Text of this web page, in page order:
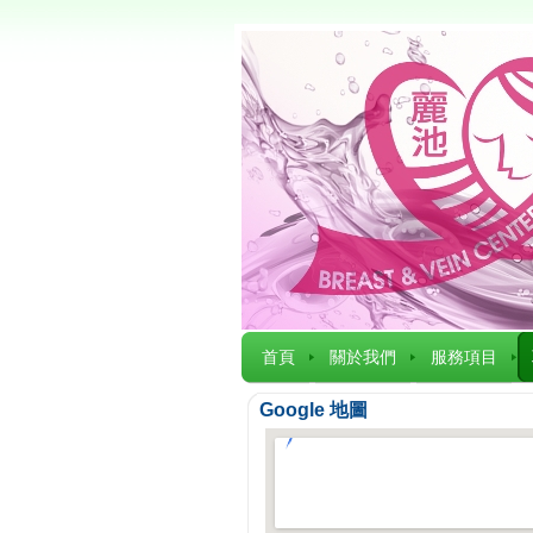
首頁 關於我們 服務項目
Google 地圖